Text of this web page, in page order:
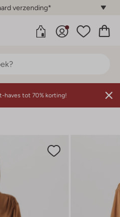
verzending*
haves tot 70% korting!